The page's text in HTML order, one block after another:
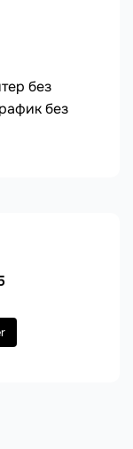
без
без